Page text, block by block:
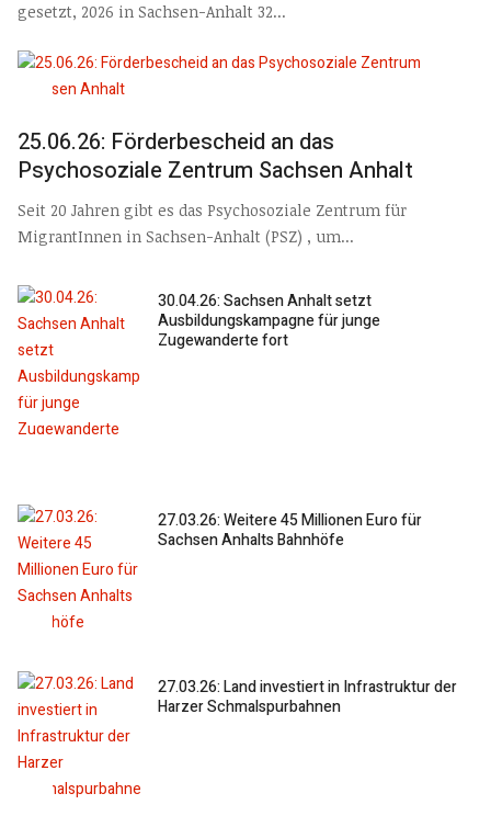
gesetzt, 2026 in Sachsen-Anhalt 32...
25.06.26: Förderbescheid an das
Psychosoziale Zentrum Sachsen Anhalt
Seit 20 Jahren gibt es das Psychosoziale Zentrum für
MigrantInnen in Sachsen-Anhalt (PSZ) , um...
30.04.26: Sachsen Anhalt setzt
Ausbildungskampagne für junge
Zugewanderte fort
27.03.26: Weitere 45 Millionen Euro für
Sachsen Anhalts Bahnhöfe
27.03.26: Land investiert in Infrastruktur der
Harzer Schmalspurbahnen